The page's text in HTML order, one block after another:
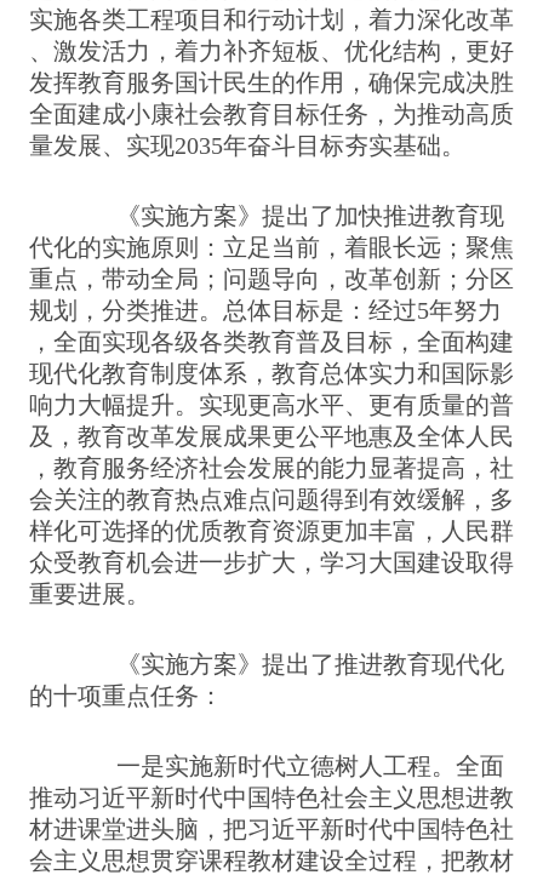
实施各类工程项目和行动计划，着力深化改革
、激发活力，着力补齐短板、优化结构，更好
发挥教育服务国计民生的作用，确保完成决胜
全面建成小康社会教育目标任务，为推动高质
量发展、实现2035年奋斗目标夯实基础。
《实施方案》提出了加快推进教育现
代化的实施原则：立足当前，着眼长远；聚焦
重点，带动全局；问题导向，改革创新；分区
规划，分类推进。总体目标是：经过5年努力
，全面实现各级各类教育普及目标，全面构建
现代化教育制度体系，教育总体实力和国际影
响力大幅提升。实现更高水平、更有质量的普
及，教育改革发展成果更公平地惠及全体人民
，教育服务经济社会发展的能力显著提高，社
会关注的教育热点难点问题得到有效缓解，多
样化可选择的优质教育资源更加丰富，人民群
众受教育机会进一步扩大，学习大国建设取得
重要进展。
《实施方案》提出了推进教育现代化
的十项重点任务：
一是实施新时代立德树人工程。全面
推动习近平新时代中国特色社会主义思想进教
材进课堂进头脑，把习近平新时代中国特色社
会主义思想贯穿课程教材建设全过程，把教材